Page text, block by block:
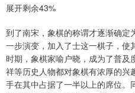
展开剩余43%
到了南宋，象棋的称谓才逐渐确
一步演变，加入了士这一棋子，
时期，象棋家喻户晓，成为了普
祥等历史人物都对象棋有浓厚的
手在其中占据了一半以上的席位